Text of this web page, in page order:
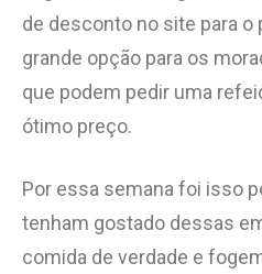
de desconto no site para o
grande opção para os
que podem pedir uma
ótimo preço.
Por essa semana foi isso
tenham gostado dessas
comida de verdade e